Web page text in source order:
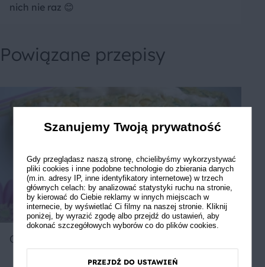
nich nie raz 😊
Powiązane przepisy
Omlet z kukurydzą i mintajem
Szanujemy Twoją prywatność
Gdy przeglądasz naszą stronę, chcielibyśmy wykorzystywać
pliki cookies i inne podobne technologie do zbierania danych
(m.in. adresy IP, inne identyfikatory internetowe) w trzech
głównych celach: by analizować statystyki ruchu na stronie,
by kierować do Ciebie reklamy w innych miejscach w
internecie, by wyświetlać Ci filmy na naszej stronie. Kliknij
poniżej, by wyrazić zgodę albo przejdź do ustawień, aby
dokonać szczegółowych wyborów co do plików cookies.
PRZEJDŹ DO USTAWIEŃ